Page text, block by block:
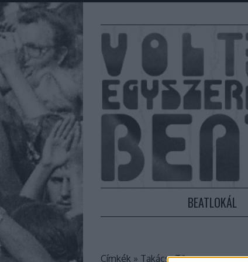
BEATLOKÁL
Címkék » Takács_Tibor